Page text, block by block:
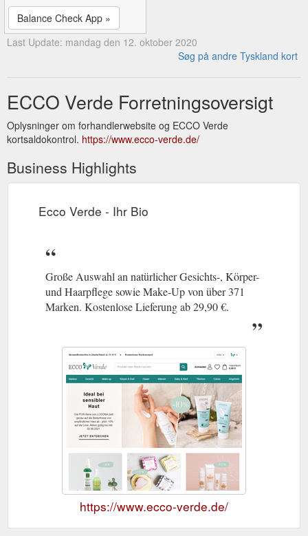
Balance Check App »
Last Update: mandag den 12. oktober 2020
Søg på andre Tyskland kort
ECCO Verde Forretningsoversigt
Oplysninger om forhandlerwebsite og ECCO Verde
kortsaldokontrol. https://www.ecco-verde.de/
Business Highlights
Ecco Verde - Ihr Bio
Große Auswahl an natürlicher Gesichts-, Körper-
und Haarpflege sowie Make-Up von über 371
Marken. Kostenlose Lieferung ab 29,90 €.
https://www.ecco-verde.de/